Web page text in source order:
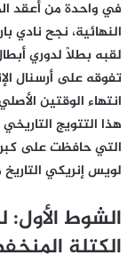
في واحدة من أعقد
النهائية، نجح
لقبه بطلاً لدوري
انتهاء الوقتين الأصلي
هذا التتويج
التي حافظت على
لويس إنريكي
الشوط الأول:
الكتلة